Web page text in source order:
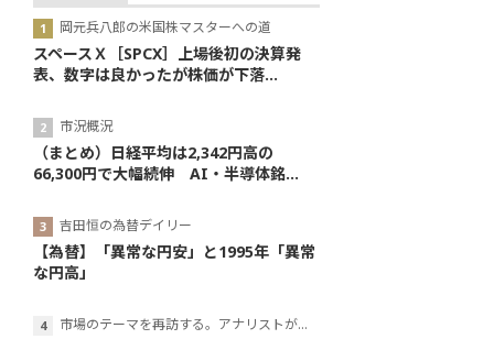
岡元兵八郎の米国株マスターへの道
スペースＸ［SPCX］上場後初の決算発
表、数字は良かったが株価が下落...
市況概況
（まとめ）日経平均は2,342円高の
66,300円で大幅続伸 AI・半導体銘...
吉田恒の為替デイリー
【為替】「異常な円安」と1995年「異常
な円高」
市場のテーマを再訪する。アナリストが読み解くテーマの本質